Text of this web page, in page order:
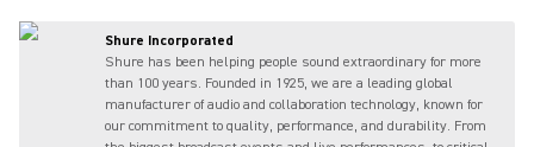
Shure Incorporated
Shure has been helping people sound extraordinary for more
than 100 years. Founded in 1925, we are a leading global
manufacturer of audio and collaboration technology, known for
our commitment to quality, performance, and durability. From